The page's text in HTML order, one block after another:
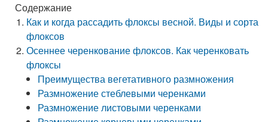
Содержание
Как и когда рассадить флоксы весной. Виды и сорта
флоксов
Осеннее черенкование флоксов. Как черенковать
флоксы
Преимущества вегетативного размножения
Размножение стеблевыми черенками
Размножение листовыми черенками